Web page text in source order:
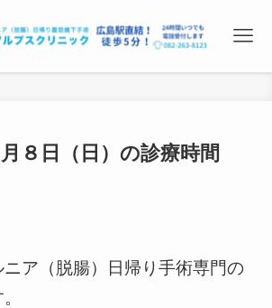
８日（日）の診療時間
ア（脱腸）日帰り手術専門の